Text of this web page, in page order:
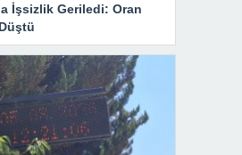
İşsizlik Geriledi: Oran